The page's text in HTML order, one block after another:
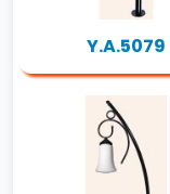
Y.A.5079